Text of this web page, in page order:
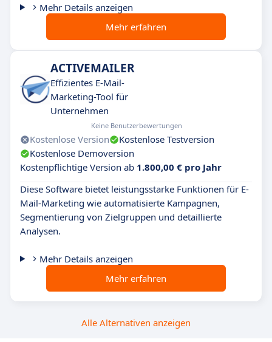
Mehr Details anzeigen
Mehr erfahren
ACTIVEMAILER
Effizientes E-Mail-
Marketing-Tool für
Unternehmen
Keine Benutzerbewertungen
Kostenlose Version
Kostenlose Testversion
Kostenlose Demoversion
Kostenpflichtige Version ab 1.800,00 € pro Jahr
Diese Software bietet leistungsstarke Funktionen für E-
Mail-Marketing wie automatisierte Kampagnen,
Segmentierung von Zielgruppen und detaillierte
Analysen.
Mehr Details anzeigen
Mehr erfahren
Alle Alternativen anzeigen